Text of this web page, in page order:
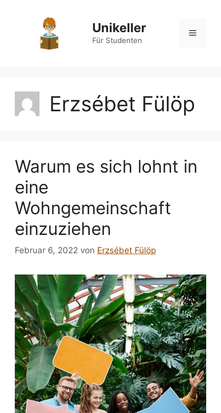
Unikeller
Für Studenten
Menü
Erzsébet Fülöp
Warum es sich lohnt in
eine
Wohngemeinschaft
einzuziehen
Februar 6, 2022 von Erzsébet Fülöp